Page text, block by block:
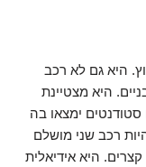
היא גם לא רכב
היא מצטיינת
סטודנטים ימצאו בה
רכב שני מושלם
היא אידיאלית